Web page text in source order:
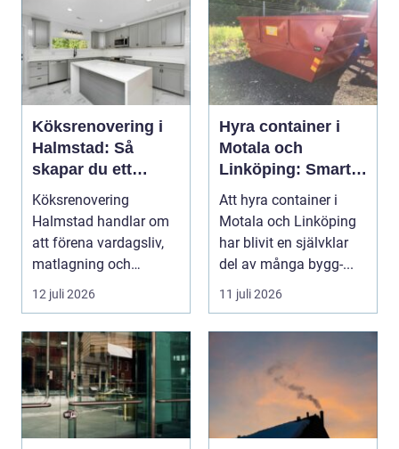
Köksrenovering i
Halmstad: Så
skapar du ett
funktionellt och
trivsamt kök
Köksrenovering
Halmstad handlar om
att förena vardagsliv,
matlagning och
umgänge i et...
12 juli 2026
Hyra container i
Motala och
Linköping: Smart
avfallshantering
för projekt i alla
storlekar
Att hyra container i
Motala och Linköping
har blivit en självklar
del av många bygg-...
11 juli 2026